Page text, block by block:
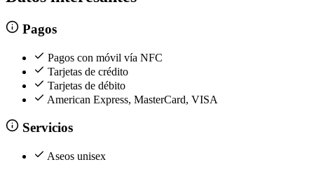
Pagos
Pagos con móvil vía NFC
Tarjetas de crédito
Tarjetas de débito
American Express, MasterCard, VISA
Servicios
Aseos unisex